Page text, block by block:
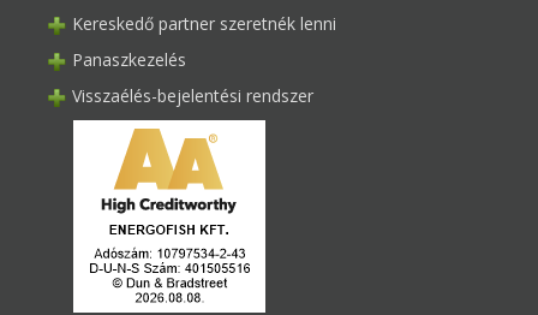
Kereskedő partner szeretnék lenni
Panaszkezelés
Visszaélés-bejelentési rendszer